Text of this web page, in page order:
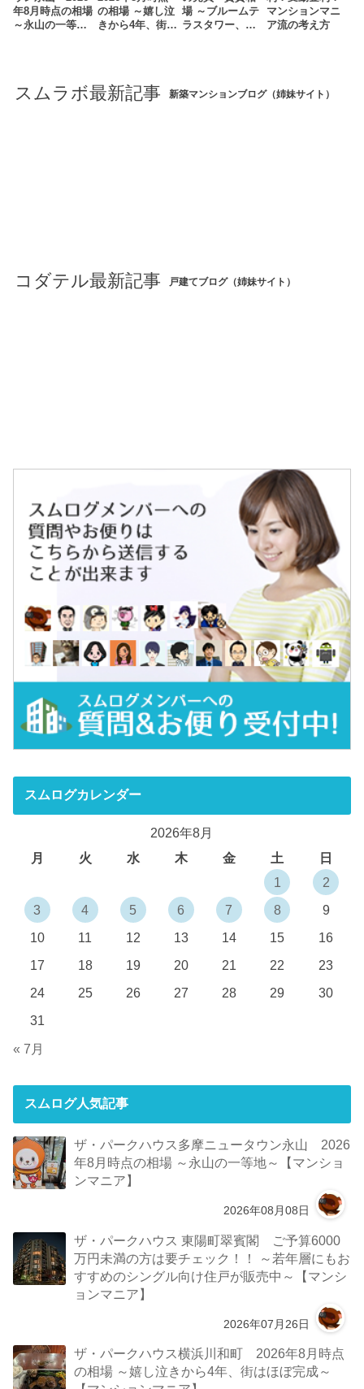
年8月時点の相場
～永山の一等…
の相場 ～嬉し泣
きから4年、街…
場 ～ブルームテ
ラスタワー、…
マンションマニ
ア流の考え方
スムラボ最新記事 新築マンションブログ（姉妹サイト）
コダテル最新記事 戸建てブログ（姉妹サイト）
スムログカレンダー
2026年8月
月
火 水 木 金 土
日
1
2
3
4 5 6 7 8
9
10
11 12 13 14 15
16
17
18 19 20 21 22
23
24
25 26 27 28 29
30
31
« 7月
スムログ人気記事
ザ・パークハウス多摩ニュータウン永山 2026
年8月時点の相場 ～永山の一等地～【マンショ
ンマニア】
2026年08月08日
ザ・パークハウス 東陽町翠賓閣 ご予算6000
万円未満の方は要チェック！！ ～若年層にもお
すすめのシングル向け住戸が販売中～【マンシ
ョンマニア】
2026年07月26日
ザ・パークハウス横浜川和町 2026年8月時点
の相場 ～嬉し泣きから4年、街はほぼ完成～